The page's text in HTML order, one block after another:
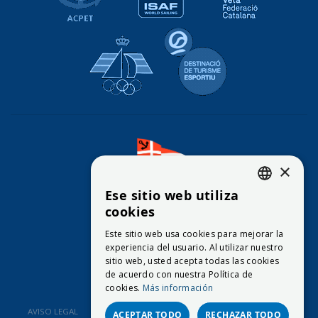
Real Federación Española de Vela
CONTACTO
© 2026Club Vela Blanes
AVISO LEGAL POLÍTICA DE PRIVACIDAD POLÍTICA DE COOKIES
SPANISH
×
Ese sitio web utiliza
cookies
Este sitio web usa cookies para mejorar la
experiencia del usuario. Al utilizar nuestro
sitio web, usted acepta todas las cookies
de acuerdo con nuestra Política de
cookies. Más información
ACEPTAR TODO RECHAZAR TODO